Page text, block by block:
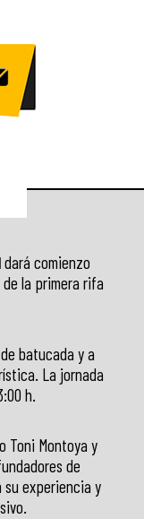
dará comienzo
la primera rifa
batucada y a
La jornada
h.
Toni Montoya y
de
su experiencia y